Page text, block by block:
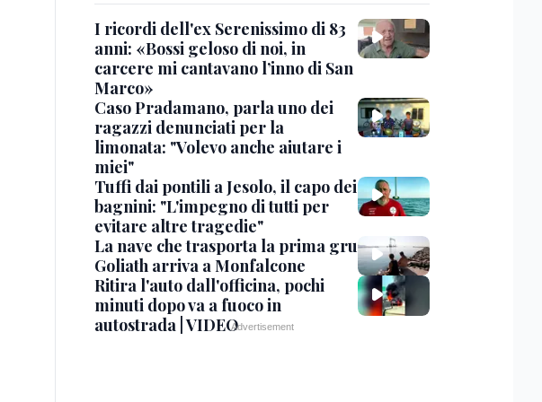
I ricordi dell'ex Serenissimo di 83
anni: «Bossi geloso di noi, in
carcere mi cantavano l’inno di San
Marco»
Caso Pradamano, parla uno dei
ragazzi denunciati per la
limonata: "Volevo anche aiutare i
miei"
Tuffi dai pontili a Jesolo, il capo dei
bagnini: "L'impegno di tutti per
evitare altre tragedie"
La nave che trasporta la prima gru
Goliath arriva a Monfalcone
Ritira l'auto dall'officina, pochi
minuti dopo va a fuoco in
autostrada | VIDEO